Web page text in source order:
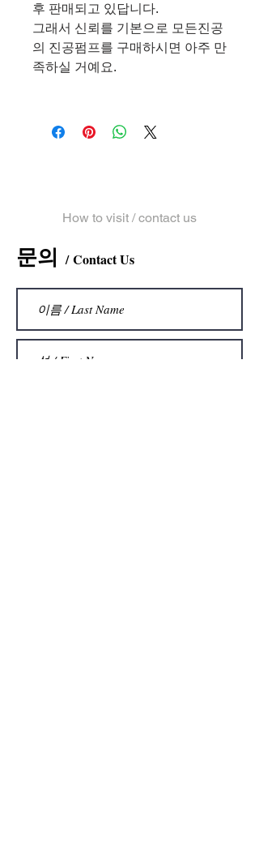
후 판매되고 있답니다.
그래서 신뢰를 기본으로 모든진공
의 진공펌프를 구매하시면 아주 만
족하실 거예요.
How to visit / contact us
문의 /Contact Us